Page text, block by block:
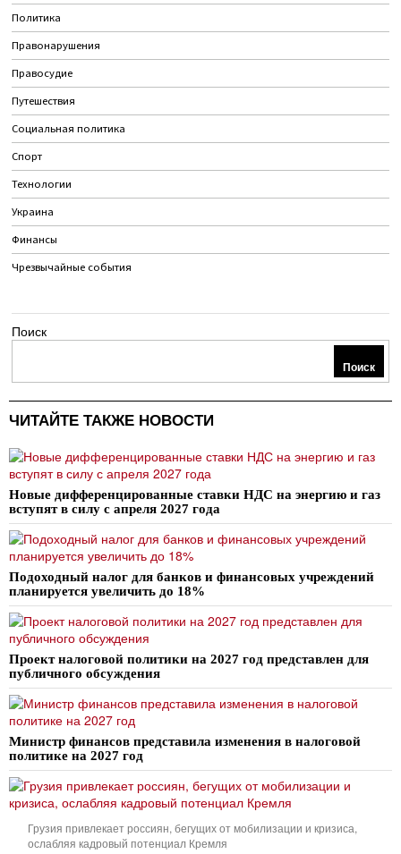
Политика
Правонарушения
Правосудие
Путешествия
Социальная политика
Спорт
Технологии
Украина
Финансы
Чрезвычайные события
Поиск
Поиск
ЧИТАЙТЕ ТАКЖЕ НОВОСТИ
Новые дифференцированные ставки НДС на энергию и газ
вступят в силу с апреля 2027 года
Подоходный налог для банков и финансовых учреждений
планируется увеличить до 18%
Проект налоговой политики на 2027 год представлен для
публичного обсуждения
Министр финансов представила изменения в налоговой
политике на 2027 год
Грузия привлекает россиян, бегущих от мобилизации и кризиса,
ослабляя кадровый потенциал Кремля